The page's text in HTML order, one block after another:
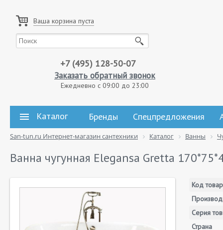
Ваша корзина пуста
+7 (495) 128-50-07
Заказать обратный звонок
Ежедневно с 09:00 до 23:00
Каталог Бренды Спецпредложения
San-tun.ru Интернет-магазин сантехники Каталог Ванны
Ванна чугунная Elegansa Gretta
Код
Серия
Страна